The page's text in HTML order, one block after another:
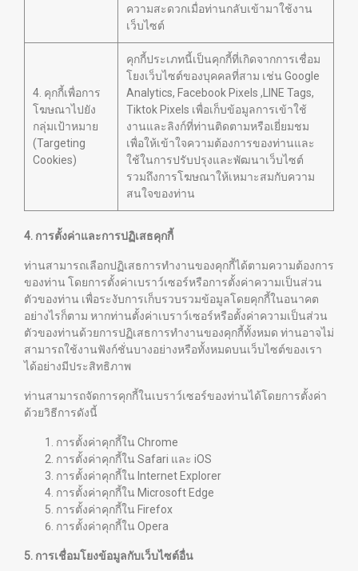
ความสะดวกเมื่อท่านกลับเข้ามาใช้งาน
เว็บไซต์
4. คุกกี้เพื่อการ
โฆษณาไปยัง
กลุ่มเป้าหมาย
(Targeting
Cookies)
คุกกี้ประเภทนี้เป็นคุกกี้ที่เกิดจากการเชื่อม
โยงเว็บไซต์ของบุคคลที่สาม เช่น Google
Analytics, Facebook Pixels ,LINE Tags,
Tiktok Pixels เพื่อเก็บข้อมูลการเข้าใช้
งานและลิงก์ที่ท่านติดตามหรือเยี่ยมชม
เพื่อให้เข้าใจความต้องการของท่านและ
ใช้ในการปรับปรุงและพัฒนาเว็บไซต์
รวมถึงการโฆษณาให้เหมาะสมกับความ
สนใจของท่าน
4. การตั้งค่าและการปฏิเสธคุกกี้
ท่านสามารถเลือกปฏิเสธการทำงานของคุกกี้ได้ตามความต้องการ
ของท่าน โดยการตั้งค่าเบราว์เซอร์หรือการตั้งค่าความเป็นส่วน
ตัวของท่าน เพื่อระงับการเก็บรวบรวมข้อมูลโดยคุกกี้ในอนาคต
อย่างไรก็ตาม หากท่านตั้งค่าเบราว์เซอร์หรือตั้งค่าความเป็นส่วน
ตัวของท่านด้วยการปฏิเสธการทำงานของคุกกี้ทั้งหมด ท่านอาจไม่
สามารถใช้งานฟังก์ชั่นบางอย่างหรือทั้งหมดบนเว็บไซต์ของเรา
ได้อย่างมีประสิทธิภาพ
ท่านสามารถจัดการคุกกี้ในเบราว์เซอร์ของท่านได้โดยการตั้งค่า
ด้วยวิธีการดังนี้
การตั้งค่าคุกกี้ใน Chrome
การตั้งค่าคุกกี้ใน Safari และ iOS
การตั้งค่าคุกกี้ใน Internet Explorer
การตั้งค่าคุกกี้ใน Microsoft Edge
การตั้งค่าคุกกี้ใน Firefox
การตั้งค่าคุกกี้ใน Opera
5. การเชื่อมโยงข้อมูลกับเว็บไซต์อื่น